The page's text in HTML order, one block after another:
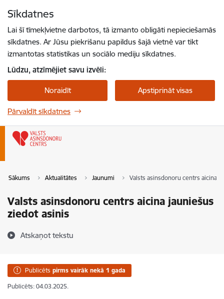
Sīkdatnes
Lai šī tīmekļvietne darbotos, tā izmanto obligāti nepieciešamās
sīkdatnes. Ar Jūsu piekrišanu papildus šajā vietnē var tikt
izmantotas statistikas un sociālo mediju sīkdatnes.
Lūdzu, atzīmējiet savu izvēli:
Noraidīt Apstiprināt visas
Pārvaldīt sīkdatnes
Sākums Aktualitātes Jaunumi Valsts asinsdonoru centrs aicina
Valsts asinsdonoru centrs aicina jauniešus
ziedot asinis
Atskaņot tekstu
Publicēts pirms vairāk nekā 1 gada
Publicēts: 04.03.2025.